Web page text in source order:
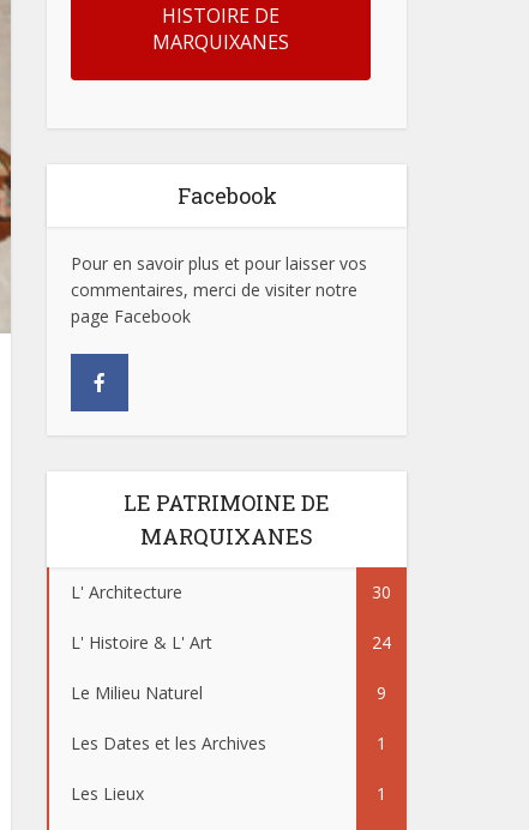
HISTOIRE DE
MARQUIXANES
Facebook
Pour en savoir plus et pour laisser vos
commentaires, merci de visiter notre
page Facebook
LE PATRIMOINE DE
MARQUIXANES
L' Architecture 30
L' Histoire & L' Art 24
Le Milieu Naturel 9
Les Dates et les Archives 1
Les Lieux 1